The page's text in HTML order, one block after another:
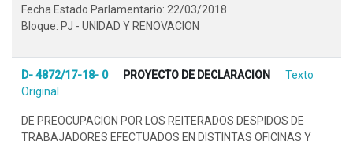
Fecha Estado Parlamentario: 22/03/2018
Bloque: PJ - UNIDAD Y RENOVACION
D- 4872/17-18- 0 PROYECTO DE DECLARACION
Texto
Original
DE PREOCUPACION POR LOS REITERADOS DESPIDOS DE
TRABAJADORES EFECTUADOS EN DISTINTAS OFICINAS Y